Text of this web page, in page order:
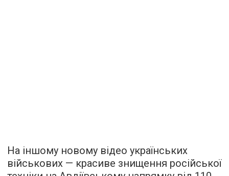
На іншому новому відео українських
військових — красиве знищення російської